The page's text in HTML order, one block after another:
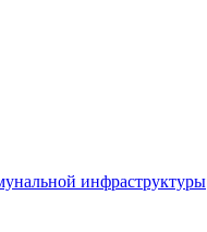
инфраструктуры